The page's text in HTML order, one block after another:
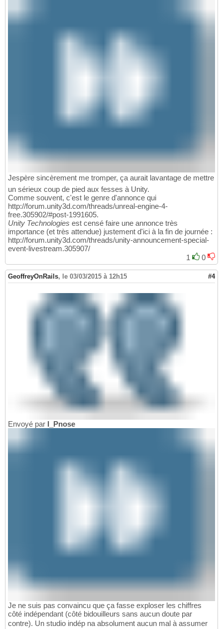
Jespère sincèrement me tromper, ça aurait lavantage de mettre
un sérieux coup de pied aux fesses à Unity.
Comme souvent, c'est le genre d'annonce qui
http://forum.unity3d.com/threads/unreal-engine-4-
free.305902/#post-1991605.
Unity Technologies est censé faire une annonce très
importance (et très attendue) justement d'ici à la fin de journée :
http://forum.unity3d.com/threads/unity-announcement-special-
event-livestream.305907/
1
0
GeoffreyOnRails, le 03/03/2015 à 12h15 #4
Envoyé par I_Pnose
Je ne suis pas convaincu que ça fasse exploser les chiffres
côté indépendant (côté bidouilleurs sans aucun doute par
contre). Un studio indép na absolument aucun mal à assumer